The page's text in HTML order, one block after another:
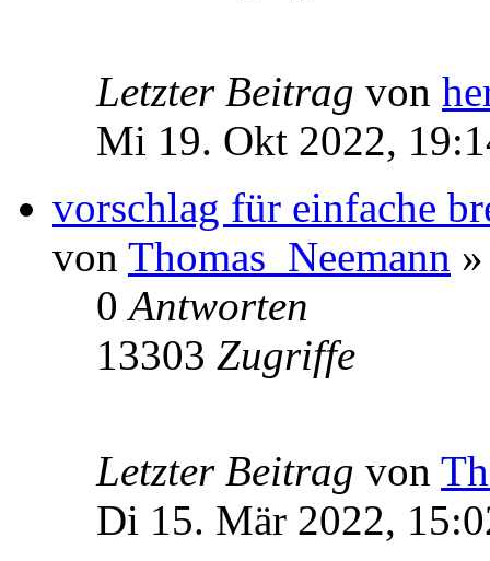
Letzter Beitrag von
Mi 19. Okt 2022,
vorschlag für einfache
von Thomas_Neemann
0Antworten
13303 Zugriffe
Letzter Beitrag von
Di 15. Mär 2022,